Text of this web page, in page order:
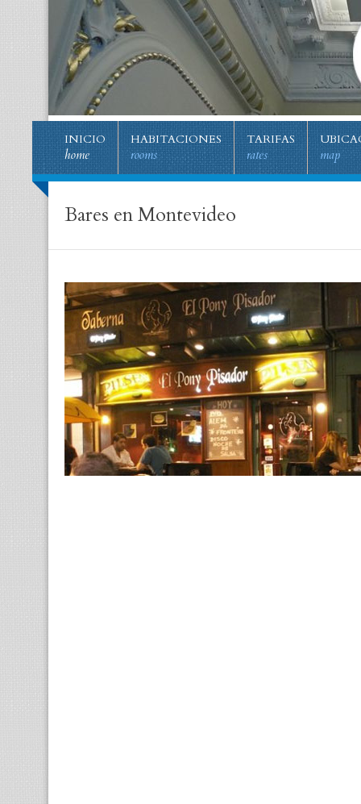
INICIO
home
HABITACIONES
rooms
TARIFAS
rates map
Bares en Montevideo